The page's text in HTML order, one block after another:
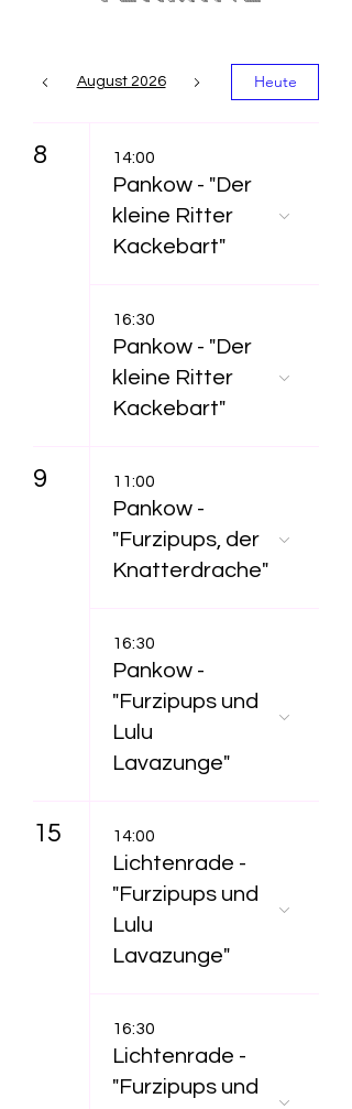
August 2026 Heute
8 14:00
Pankow - "Der
kleine Ritter
Kackebart"
16:30
Pankow - "Der
kleine Ritter
Kackebart"
9 11:00
Pankow -
"Furzipups, der
Knatterdrache"
16:30
Pankow -
"Furzipups und
Lulu
Lavazunge"
15 14:00
Lichtenrade -
"Furzipups und
Lulu
Lavazunge"
16:30
Lichtenrade -
"Furzipups und